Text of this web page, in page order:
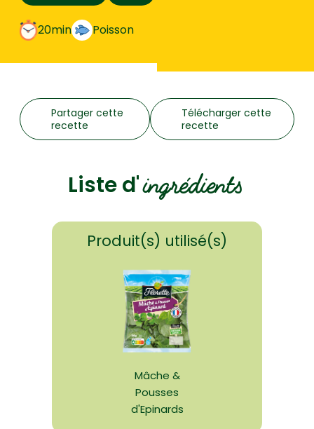
20min Poisson
Partager cette
recette
Télécharger cette
recette
Liste d'ingrédients
Produit(s) utilisé(s)
Mâche &
Pousses
d'Epinards